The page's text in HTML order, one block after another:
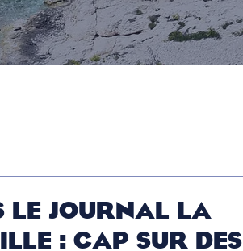
LE JOURNAL LA
: cap sur des